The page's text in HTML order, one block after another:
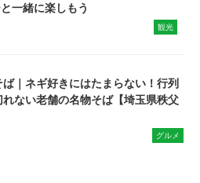
一緒に楽しもう
観光
ば｜ネギ好きにはたまらない！行列
れない老舗の名物そば【埼玉県秩父
グルメ